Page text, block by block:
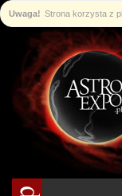
Uwaga! Strona korzysta z